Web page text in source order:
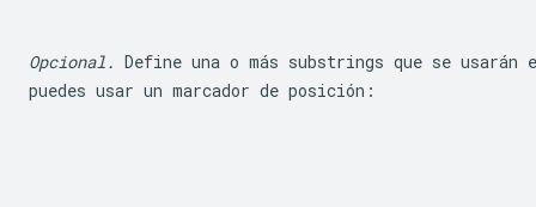
Opcional. Define una o más substrings que se
puedes usar un marcador de posición: